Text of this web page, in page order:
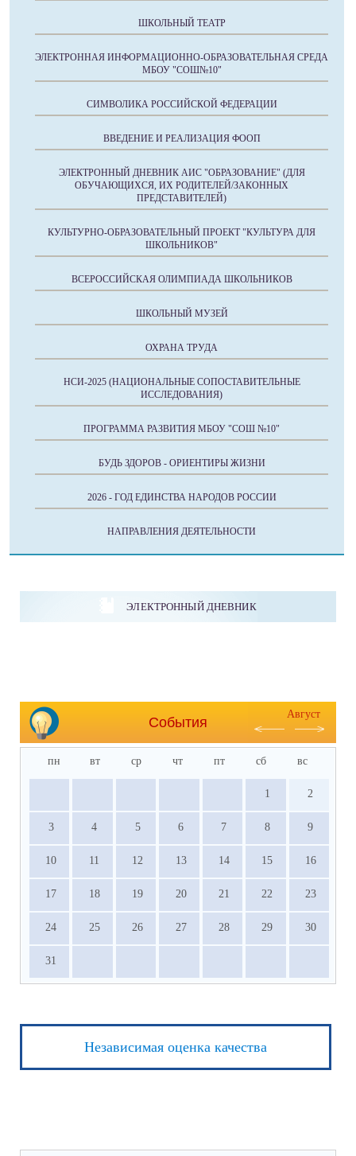
ШКОЛЬНЫЙ ТЕАТР
ЭЛЕКТРОННАЯ ИНФОРМАЦИОННО-ОБРАЗОВАТЕЛЬНАЯ СРЕДА
МБОУ "СОШ№10"
СИМВОЛИКА РОССИЙСКОЙ ФЕДЕРАЦИИ
ВВЕДЕНИЕ И РЕАЛИЗАЦИЯ ФООП
ЭЛЕКТРОННЫЙ ДНЕВНИК АИС "ОБРАЗОВАНИЕ" (ДЛЯ
ОБУЧАЮЩИХСЯ, ИХ РОДИТЕЛЕЙ/ЗАКОННЫХ
ПРЕДСТАВИТЕЛЕЙ)
КУЛЬТУРНО-ОБРАЗОВАТЕЛЬНЫЙ ПРОЕКТ "КУЛЬТУРА ДЛЯ
ШКОЛЬНИКОВ"
ВСЕРОССИЙСКАЯ ОЛИМПИАДА ШКОЛЬНИКОВ
ШКОЛЬНЫЙ МУЗЕЙ
ОХРАНА ТРУДА
НСИ-2025 (НАЦИОНАЛЬНЫЕ СОПОСТАВИТЕЛЬНЫЕ
ИССЛЕДОВАНИЯ)
ПРОГРАММА РАЗВИТИЯ МБОУ "СОШ №10"
БУДЬ ЗДОРОВ - ОРИЕНТИРЫ ЖИЗНИ
2026 - ГОД ЕДИНСТВА НАРОДОВ РОССИИ
НАПРАВЛЕНИЯ ДЕЯТЕЛЬНОСТИ
ЭЛЕКТРОННЫЙ ДНЕВНИК
События
Август
пн вт ср чт пт сб вс
1 2
3 4 5 6 7 8 9
10 11 12 13 14 15 16
17 18 19 20 21 22 23
24 25 26 27 28 29 30
31
Независимая оценка качества